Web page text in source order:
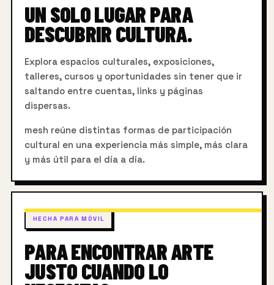
UN SOLO LUGAR PARA
DESCUBRIR CULTURA.
Explora espacios culturales, exposiciones,
talleres, cursos y oportunidades sin tener que ir
saltando entre cuentas, links y páginas
dispersas.
mesh reúne distintas formas de participación
cultural en una experiencia más simple, más clara
y más útil para el día a día.
HECHA PARA MÓVIL
PARA ENCONTRAR ARTE
JUSTO CUANDO LO